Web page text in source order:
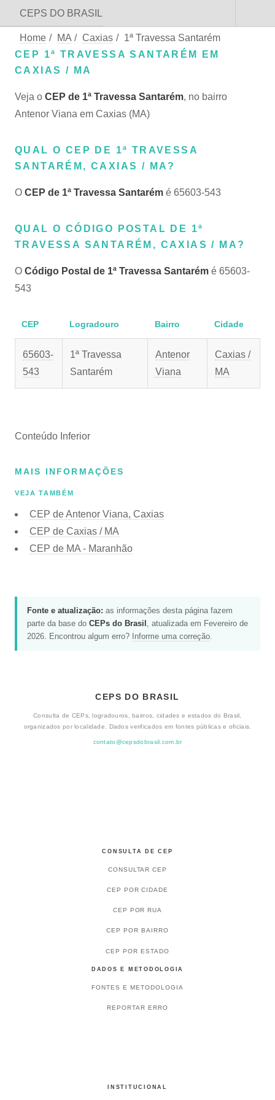
CEPS DO BRASIL
Home / MA / Caxias / 1ª Travessa Santarém
CEP 1ª TRAVESSA SANTARÉM EM
CAXIAS / MA
Veja o CEP de 1ª Travessa Santarém, no bairro
Antenor Viana em Caxias (MA)
QUAL O CEP DE 1ª TRAVESSA
SANTARÉM, CAXIAS / MA?
O CEP de 1ª Travessa Santarém é 65603-543
QUAL O CÓDIGO POSTAL DE 1ª
TRAVESSA SANTARÉM, CAXIAS / MA?
O Código Postal de 1ª Travessa Santarém é 65603-
543
CEP Logradouro Bairro Cidade
65603-
543
1ª Travessa
Santarém
Antenor
Viana
Caxias /
MA
Conteúdo Inferior
MAIS INFORMAÇÕES
VEJA TAMBÉM
CEP de Antenor Viana, Caxias
CEP de Caxias / MA
CEP de MA - Maranhão
Fonte e atualização: as informações desta página fazem
parte da base do CEPs do Brasil , atualizada em Fevereiro de
2026. Encontrou algum erro? Informe uma correção.
CEPS DO BRASIL
Consulta de CEPs, logradouros, bairros, cidades e estados do Brasil,
organizados por localidade. Dados verificados em fontes públicas e oficiais.
contato@cepsdobrasil.com.br
CONSULTA DE CEP
CONSULTAR CEP
CEP POR CIDADE
CEP POR RUA
CEP POR BAIRRO
CEP POR ESTADO
DADOS E METODOLOGIA
FONTES E METODOLOGIA
REPORTAR ERRO
INSTITUCIONAL